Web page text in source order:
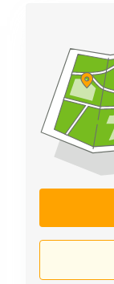
Kantoor
Hengelo
Bedrijfsruimte
Huren in
Nijmegen